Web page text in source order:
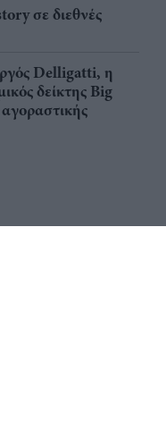
σε διεθνές
Delligatti, η
δείκτης Big